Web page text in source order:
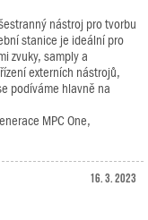
nástroj pro tvorbu
stanice je ideální pro
zvuky, samply a
externích nástrojů,
podíváme hlavně na
MPC One,
16. 3. 2023